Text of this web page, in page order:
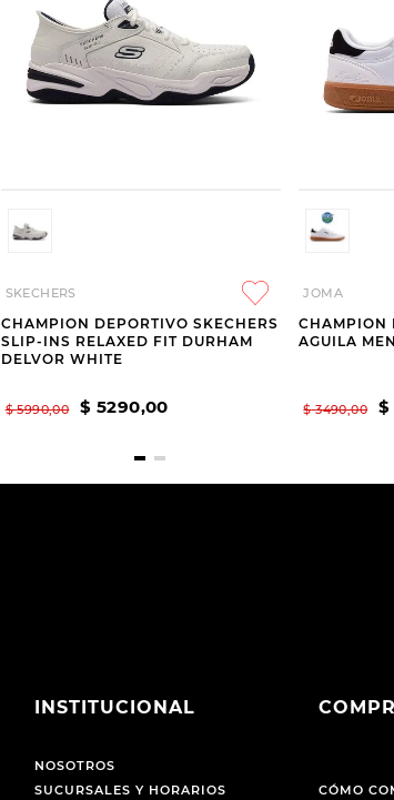
SKECHERS
CHAMPION DEPORTIVO SKECHERS
SLIP-INS RELAXED FIT DURHAM
DELVOR WHITE
$ 5990,00 $ 5290,00
JOMA
CHAMPION
AGUILA
$ 3490,00 $
INSTITUCIONAL
NOSOTROS
SUCURSALES Y HORARIOS
CÓMO